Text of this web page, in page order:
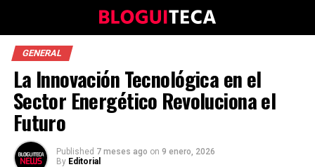
GENERAL
La Innovación Tecnológica en el
Sector Energético Revoluciona el
Futuro
Published 7 meses ago on 9 enero, 2026
By Editorial